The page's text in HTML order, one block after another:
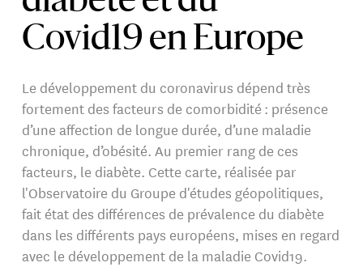
Covid19 en Europe
Le développement du coronavirus dépend très
fortement des facteurs de comorbidité : présence
d’une affection de longue durée, d’une maladie
chronique, d’obésité. Au premier rang de ces
facteurs, le diabète. Cette carte, réalisée par
l'Observatoire du Groupe d'études géopolitiques,
fait état des différences de prévalence du diabète
dans les différents pays européens, mises en regard
avec le développement de la maladie Covid19.